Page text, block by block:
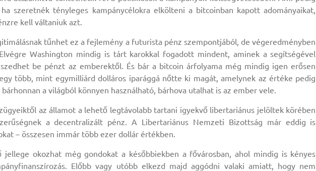
szeretnék tényleges kampánycélokra elkölteni a bitcoinban kapott adományaikat,
kell váltaniuk azt.
tűnhet ez a fejlemény a futurista pénz szempontjából, de végeredményben
Washington mindig is tárt karokkal fogadott mindent, aminek a segítségével
be pénzt az emberektől. És bár a bitcoin árfolyama még mindig igen erősen
több, mint egymilliárd dolláros iparággá nőtte ki magát, amelynek az értéke pedig
bárhonnan a világból könnyen használható, bárhova utalhat is az ember vele.
az államot a lehető legtávolabb tartani igyekvő libertariánus jelöltek körében
a decentralizált pénz. A Libertariánus Nemzeti Bizottság már eddig is
– összesen immár több ezer dollár értékben.
jellege okozhat még gondokat a későbbiekben a fővárosban, ahol mindig is kényes
Előbb vagy utóbb elkezd majd aggódni valaki amiatt, hogy nem